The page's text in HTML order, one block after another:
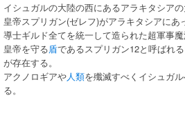
イシュガルの大陸の西にあるアラキタシアの
皇帝スプリガン(ゼレフ)がアラキタシアに
導士ギルド全てを統一して造られた超軍事
皇帝を守る盾であるスプリガン12と呼ばれ
が存在する。
アクノロギアや人類を殲滅すべくイシュガ
る。